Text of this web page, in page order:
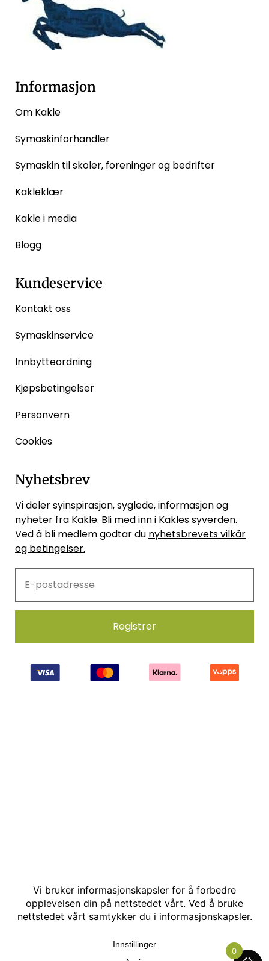
Informasjon
Om Kakle
Symaskinforhandler
Symaskin til skoler, foreninger og bedrifter
Kakleklær
Kakle i media
Blogg
Kundeservice
Kontakt oss
Symaskinservice
Innbytteordning
Kjøpsbetingelser
Personvern
Cookies
Nyhetsbrev
Vi deler syinspirasjon, syglede, informasjon og
nyheter fra Kakle. Bli med inn i Kakles syverden.
Ved å bli medlem godtar du nyhetsbrevets vilkår
og betingelser.
Hjemmesidehelten
0